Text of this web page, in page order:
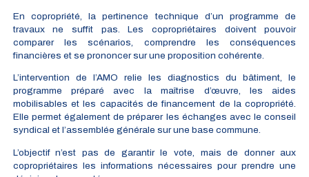
En copropriété, la pertinence technique d’un programme de
travaux ne suffit pas. Les copropriétaires doivent pouvoir
comparer les scénarios, comprendre les conséquences
financières et se prononcer sur une proposition cohérente.
L’intervention de l’AMO relie les diagnostics du bâtiment, le
programme préparé avec la maîtrise d’œuvre, les aides
mobilisables et les capacités de financement de la copropriété.
Elle permet également de préparer les échanges avec le conseil
syndical et l’assemblée générale sur une base commune.
L’objectif n’est pas de garantir le vote, mais de donner aux
copropriétaires les informations nécessaires pour prendre une